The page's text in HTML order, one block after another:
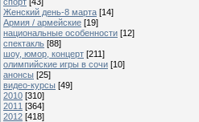
Женский день-8 марта [14]
Армия / армейские [19]
национальные особенности [12]
спектакль [88]
шоу, юмор, концерт [211]
олимпийские игры в сочи [10]
анонсы [25]
видео-курсы [49]
2010 [310]
2011 [364]
2012 [418]